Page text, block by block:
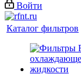
Войти
Каталог фильтров